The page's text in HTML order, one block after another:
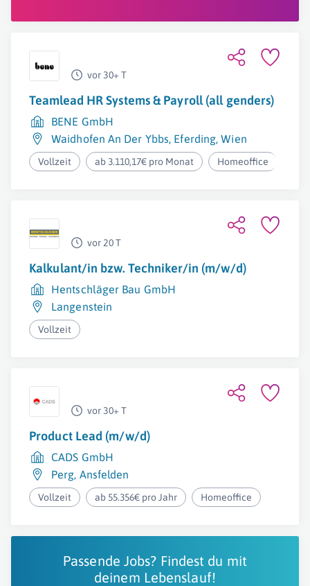
vor 30+ T
Teamlead HR Systems & Payroll (all genders)
BENE GmbH
Waidhofen An Der Ybbs, Eferding,Wien
Vollzeit ab 3.110,17€ pro Monat Homeoffice
vor 20 T
Kalkulant/in bzw. Techniker/in (m/w/d)
Hentschläger Bau GmbH
Langenstein
Vollzeit
vor 30+ T
Product Lead (m/w/d)
CADS GmbH
Perg, Ansfelden
Vollzeit ab 55.356€ pro Jahr Homeoffice
Passende Jobs? Findest du mit
deinem Lebenslauf!